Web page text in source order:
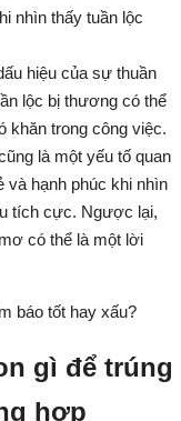
nhìn thấy tuần lộc
hiệu của sự thuần
lộc bị thương có thể
khăn trong công việc.
là một yếu tố quan
và hạnh phúc khi nhìn
tích cực. Ngược lại,
có thể là một lời
gì để trúng
hợp